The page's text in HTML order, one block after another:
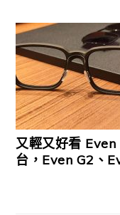
又輕又好看
台，Even G2、